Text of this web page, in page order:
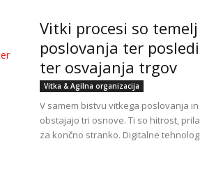
Vitki procesi so
poslovanja ter
ter osvajanja trgov
Vitka & Agilna organizacija
V samem bistvu vitkega poslovanja
obstajajo tri osnove. Ti so hitrost,
za končno stranko. Digitalne